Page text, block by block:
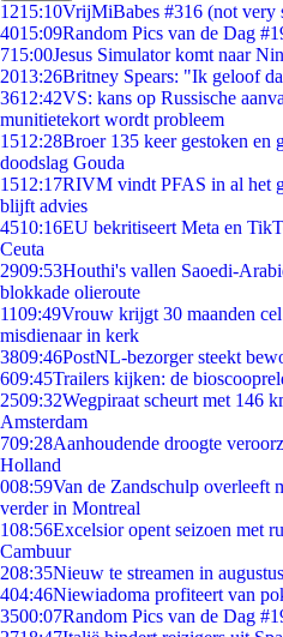
1215:10VrijMiBabes #316 (not very
4015:09Random Pics van de Dag
715:00Jesus Simulator komt naar
2013:26Britney Spears: "Ik geloof
3612:42VS: kans op Russische
munitietekort wordt probleem
1512:28Broer 135 keer gestoken en
doodslag Gouda
1512:17RIVM vindt PFAS in al het
blijft advies
4510:16EU bekritiseert Meta en
Ceuta
2909:53Houthi's vallen Saoedi-
blokkade olieroute
1109:49Vrouw krijgt 30 maanden
misdienaar in kerk
3809:46PostNL-bezorger steekt
609:45Trailers kijken: de
2509:32Wegpiraat scheurt met 146
Amsterdam
709:28Aanhoudende droogte
Holland
008:59Van de Zandschulp overleeft
verder in Montreal
108:56Excelsior opent seizoen met
Cambuur
208:35Nieuw te streamen in augustus
404:46Niewiadoma profiteert van
3500:07Random Pics van de Dag